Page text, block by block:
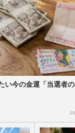
い今の金運「当選者の